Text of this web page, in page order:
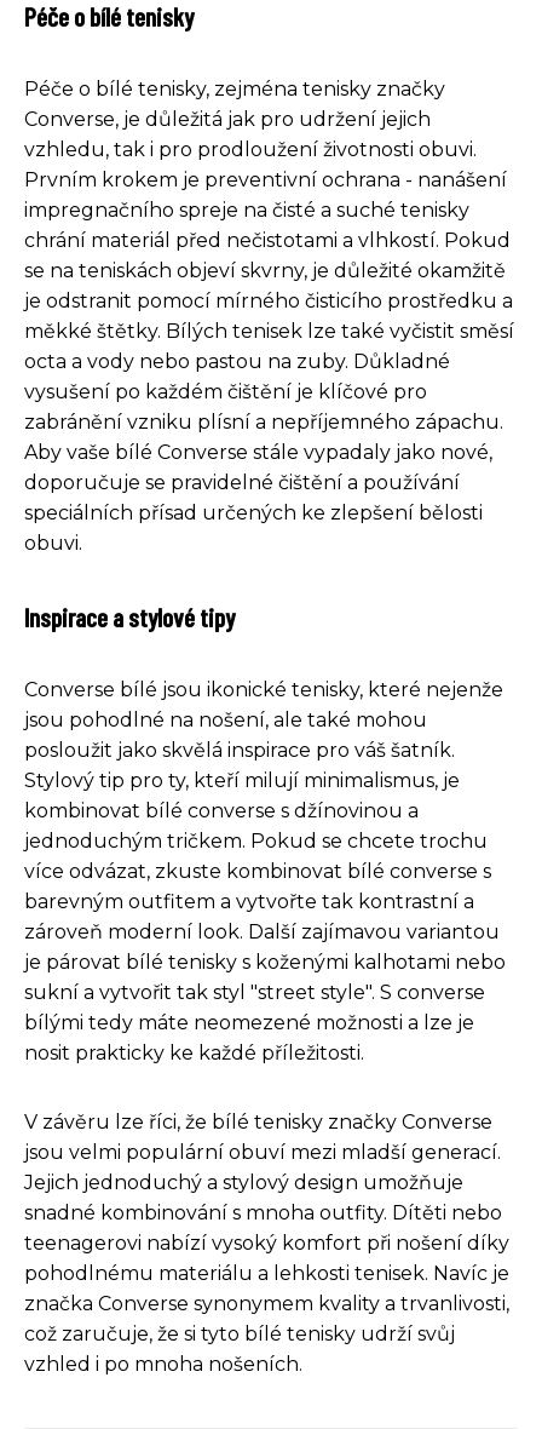
Péče o bílé tenisky
Péče o bílé tenisky, zejména tenisky značky
Converse, je důležitá jak pro udržení jejich
vzhledu, tak i pro prodloužení životnosti obuvi.
Prvním krokem je preventivní ochrana - nanášení
impregnačního spreje na čisté a suché tenisky
chrání materiál před nečistotami a vlhkostí. Pokud
se na teniskách objeví skvrny, je důležité okamžitě
je odstranit pomocí mírného čisticího prostředku a
měkké štětky. Bílých tenisek lze také vyčistit směsí
octa a vody nebo pastou na zuby. Důkladné
vysušení po každém čištění je klíčové pro
zabránění vzniku plísní a nepříjemného zápachu.
Aby vaše bílé Converse stále vypadaly jako nové,
doporučuje se pravidelné čištění a používání
speciálních přísad určených ke zlepšení bělosti
obuvi.
Inspirace a stylové tipy
Converse bílé jsou ikonické tenisky, které nejenže
jsou pohodlné na nošení, ale také mohou
posloužit jako skvělá inspirace pro váš šatník.
Stylový tip pro ty, kteří milují minimalismus, je
kombinovat bílé converse s džínovinou a
jednoduchým tričkem. Pokud se chcete trochu
více odvázat, zkuste kombinovat bílé converse s
barevným outfitem a vytvořte tak kontrastní a
zároveň moderní look. Další zajímavou variantou
je párovat bílé tenisky s koženými kalhotami nebo
sukní a vytvořit tak styl "street style". S converse
bílými tedy máte neomezené možnosti a lze je
nosit prakticky ke každé příležitosti.
V závěru lze říci, že bílé tenisky značky Converse
jsou velmi populární obuví mezi mladší generací.
Jejich jednoduchý a stylový design umožňuje
snadné kombinování s mnoha outfity. Dítěti nebo
teenagerovi nabízí vysoký komfort při nošení díky
pohodlnému materiálu a lehkosti tenisek. Navíc je
značka Converse synonymem kvality a trvanlivosti,
což zaručuje, že si tyto bílé tenisky udrží svůj
vzhled i po mnoha nošeních.